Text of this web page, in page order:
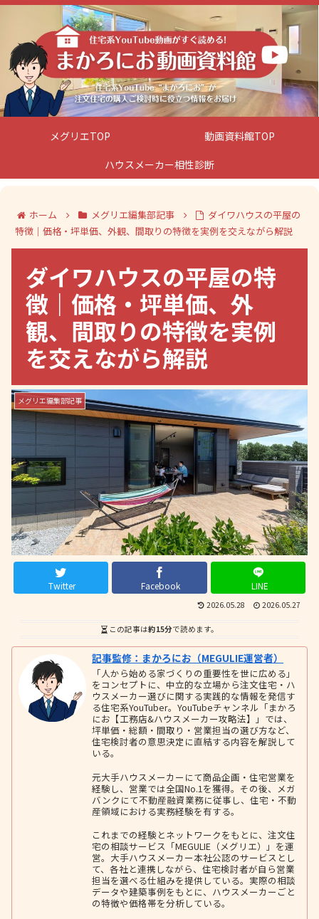
メグリエTOP
動画資料館TOP
ハウスメーカー相性診断
ホーム メグリエ編集部記事
ダイワハウスの平屋の
特徴｜価格・坪単価、外観、間取りの特徴を実例を交えながら解説
ダイワハウスの平屋の特
徴｜価格・坪単価、外
観、間取りの特徴を実例
を交えながら解説
メグリエ編集部記事
Twitter Facebook LINE
2026.05.28 2026.05.27
この記事は約15分で読めます。
記事監修：まかろにお（MEGULIE運営者）
「人から始める家づくりの重要性を世に広める」
をコンセプトに、中立的な立場から注文住宅・ハ
ウスメーカー選びに関する実践的な情報を発信す
る住宅系YouTuber。YouTubeチャンネル「まかろ
にお【工務店&ハウスメーカー攻略法】」では、
坪単価・総額・間取り・営業担当の選び方など、
住宅検討者の意思決定に直結する内容を解説して
いる。
元大手ハウスメーカーにて商品企画・住宅営業を
経験し、営業では全国No.1を獲得。その後、メガ
バンクにて不動産融資業務に従事し、住宅・不動
産領域における実務経験を有する。
これまでの経験とネットワークをもとに、注文住
宅の相談サービス「MEGULIE（メグリエ）」を運
営。大手ハウスメーカー本社公認のサービスとし
て、各社と連携しながら、住宅検討者が自ら営業
担当を選べる仕組みを提供している。実際の相談
データや建築事例をもとに、ハウスメーカーごと
の特徴や価格帯を分析している。